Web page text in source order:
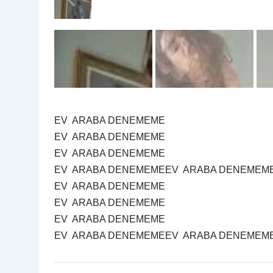
EV ARABA DENEMEME
EV ARABA DENEMEME
EV ARABA DENEMEME
EV ARABA DENEMEMEEV ARABA
EV ARABA DENEMEME
EV ARABA DENEMEME
EV ARABA DENEMEME
EV ARABA DENEMEMEEV ARABA